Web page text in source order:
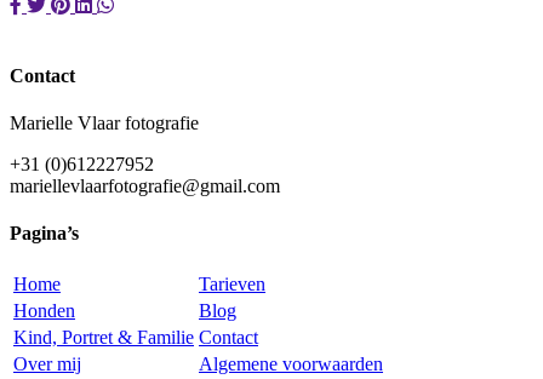
Contact
Marielle Vlaar fotografie
+31 (0)612227952
mariellevlaarfotografie@gmail.com
Pagina’s
Home
Tarieven
Honden
Blog
Kind, Portret & Familie Contact
Over mij
Algemene voorwaarden